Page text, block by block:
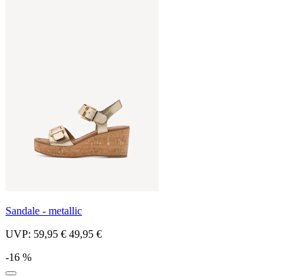
Sandale - metallic
UVP: 59,95 € 49,95 €
-16 %